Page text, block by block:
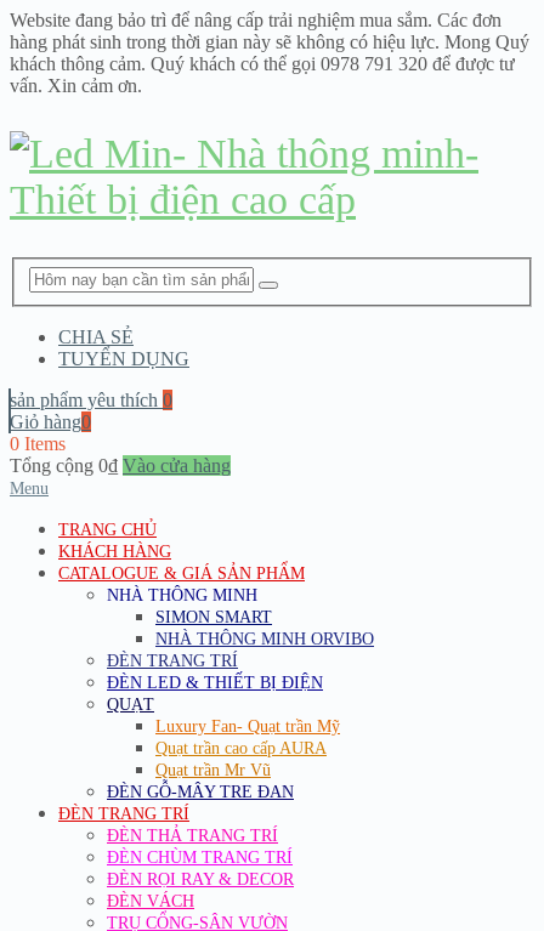
Website đang bảo trì để nâng cấp trải nghiệm mua sắm. Các đơn
hàng phát sinh trong thời gian này sẽ không có hiệu lực. Mong Quý
khách thông cảm. Quý khách có thể gọi 0978 791 320 để được tư
vấn. Xin cảm ơn.
CHIA SẺ
TUYỂN DỤNG
sản phẩm yêu thích 0
Giỏ hàng0
0 Items
Tổng cộng 0₫ Vào cửa hàng
Menu
TRANG CHỦ
KHÁCH HÀNG
CATALOGUE & GIÁ SẢN PHẨM
NHÀ THÔNG MINH
SIMON SMART
NHÀ THÔNG MINH ORVIBO
ĐÈN TRANG TRÍ
ĐÈN LED & THIẾT BỊ ĐIỆN
QUẠT
Luxury Fan- Quạt trần Mỹ
Quạt trần cao cấp AURA
Quạt trần Mr Vũ
ĐÈN GỖ-MÂY TRE ĐAN
ĐÈN TRANG TRÍ
ĐÈN THẢ TRANG TRÍ
ĐÈN CHÙM TRANG TRÍ
ĐÈN RỌI RAY & DECOR
ĐÈN VÁCH
TRỤ CỔNG-SÂN VƯỜN